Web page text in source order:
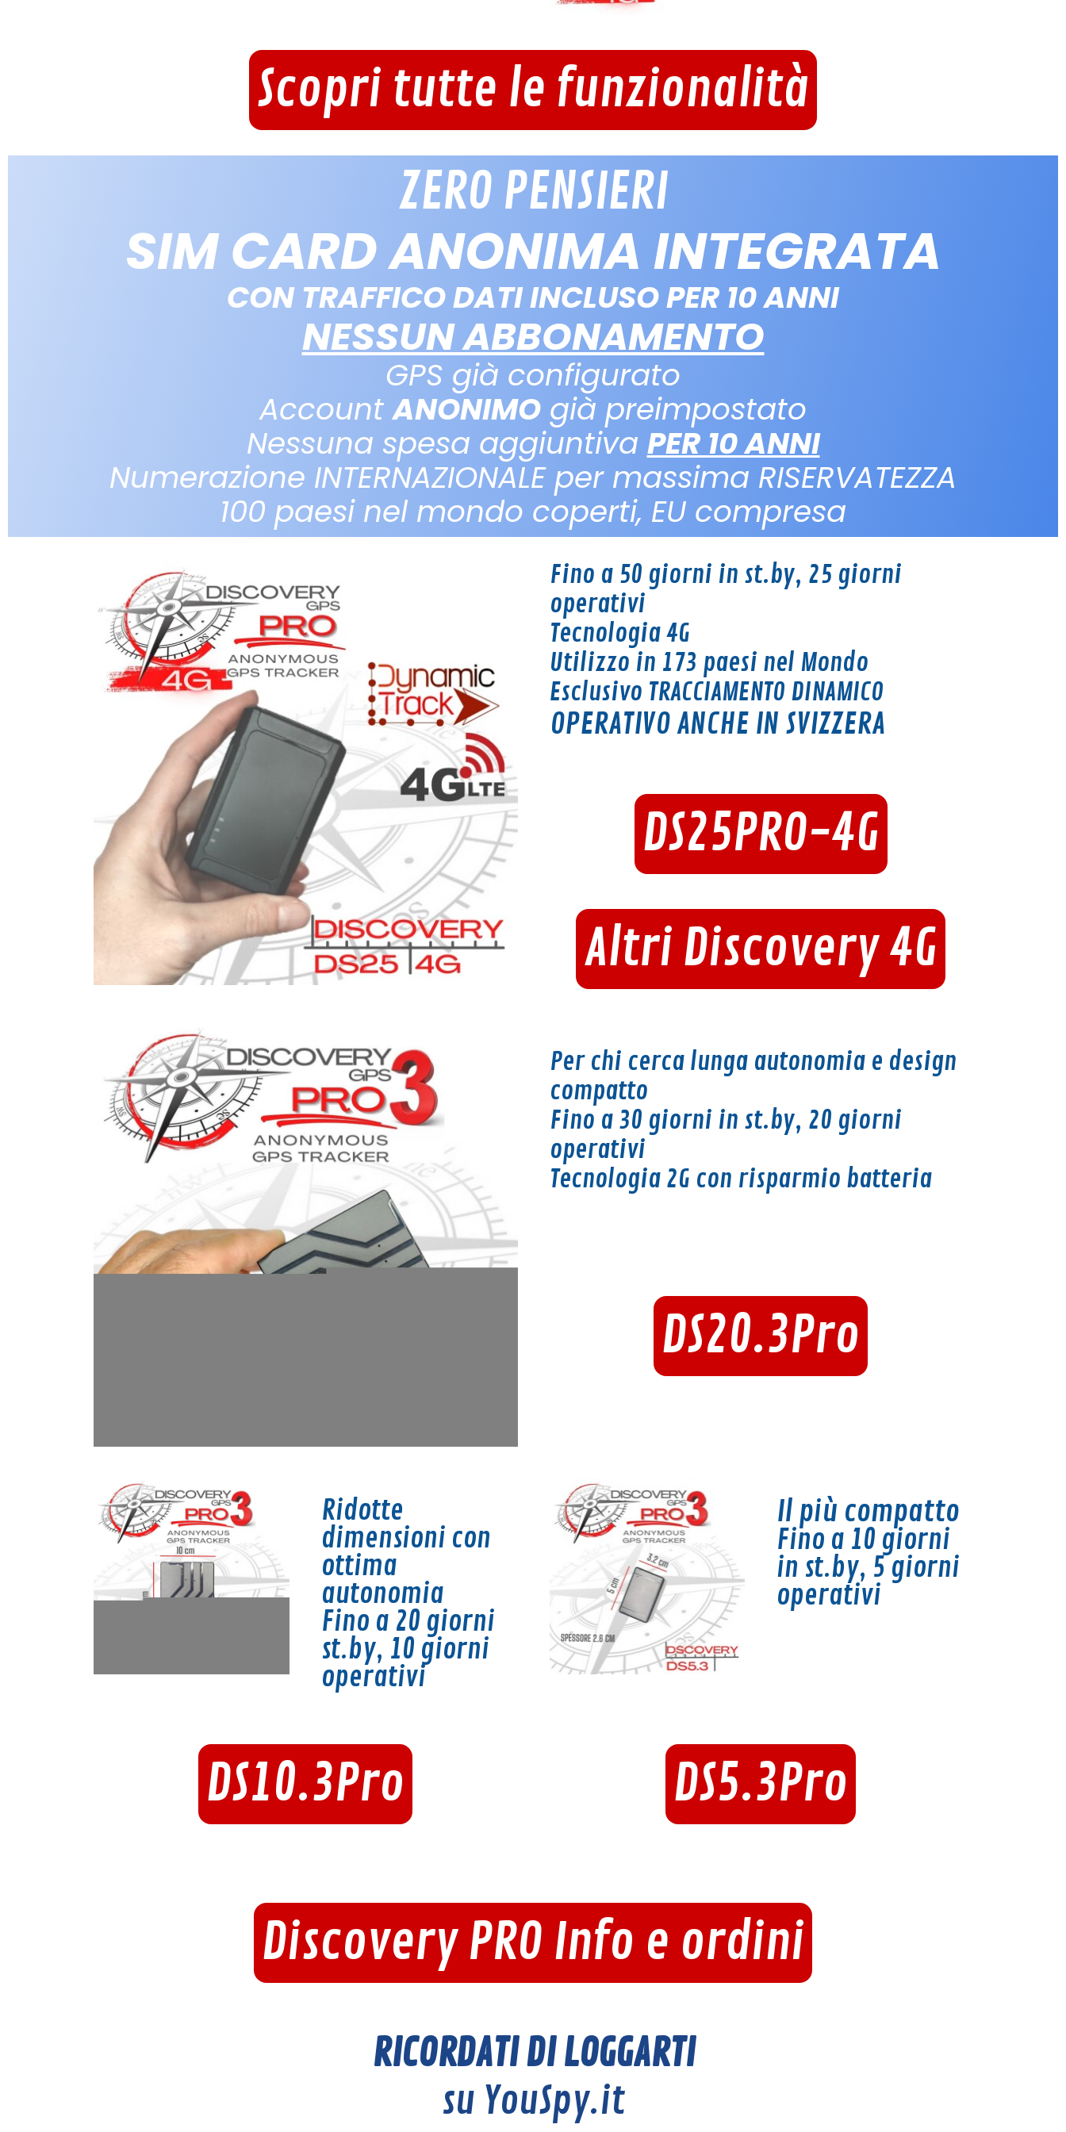
Scopri tutte le funzionalità
ZERO PENSIERI
SIM CARD ANONIMA INTEGRATA
CON TRAFFICO DATI INCLUSO PER 10 ANNI
NESSUN ABBONAMENTO
GPS già configurato
AccountANONIMO già preimpostato
Nessuna spesa aggiuntiva PER 10 ANNI
Numerazione INTERNAZIONALE per massima RISERVATEZZA
100 paesi nel mondo coperti, EU compresa
Fino a 50 giorni in st.by, 25 giorni
operativi
Tecnologia 4G
Utilizzo in 173 paesi nel Mondo
Esclusivo TRACCIAMENTO DINAMICO
OPERATIVO ANCHE IN SVIZZERA
DS25PRO-4G
Altri Discovery 4G
Per chi cerca lunga autonomia e design
compatto
Fino a 30 giorni in st.by, 20 giorni
operativi
Tecnologia 2G con risparmio batteria
DS20.3Pro
Ridotte
dimensioni con
ottima
autonomia
Fino a 20 giorni
st.by, 10 giorni
operativi
Il più compatto
Fino a 10 giorni
in st.by, 5 giorni
operativi
DS10.3Pro DS5.3Pro
Discovery PRO Info e ordini
RICORDATI DI LOGGARTI
su YouSpy.it